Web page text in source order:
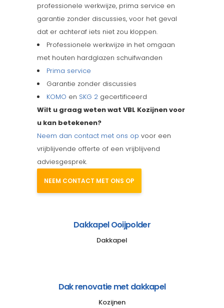
professionele werkwijze, prima service en
garantie zonder discussies, voor het geval
dat er achteraf iets niet zou kloppen.
Professionele werkwijze in het omgaan
met houten hardglazen schuifwanden
Prima service
Garantie zonder discussies
KOMO en SKG 2 gecertificeerd
Wilt u graag weten wat VBL Kozijnen voor
u kan betekenen?
Neem dan contact met ons op voor een
vrijblijvende offerte of een vrijblijvend
adviesgesprek.
NEEM CONTACT MET ONS OP
Dakkapel Ooijpolder
Dakkapel
Dak renovatie met dakkapel
Kozijnen